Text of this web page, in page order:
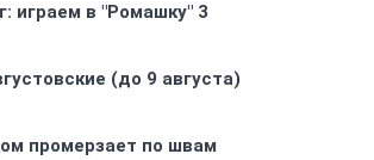
играем в "Ромашку" 3
(до 9 августа)
промерзает по швам